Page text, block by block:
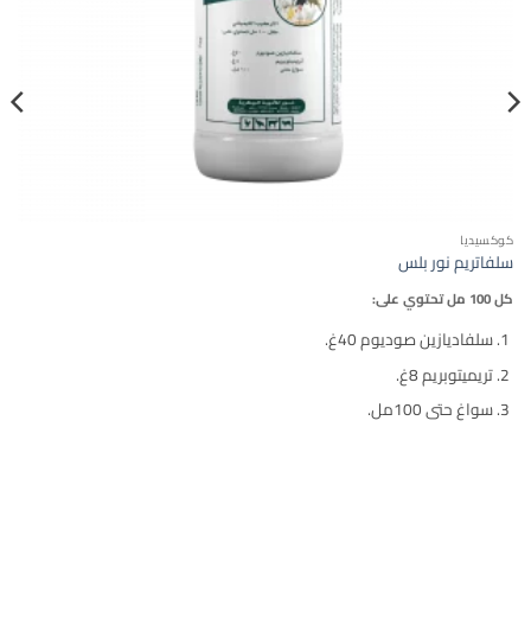
كوكسيديا
سلفاتريم نور بلس
كل 100 مل تحتوي على:
سلفاديازين صوديوم 40غ.
تريميتوبريم 8غ.
سواغ حتى 100مل.